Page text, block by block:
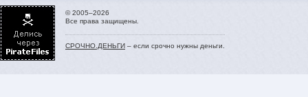
© 2005–2026
Все права защищены.
СРОЧНО.ДЕНЬГИ – если срочно нужны деньги.